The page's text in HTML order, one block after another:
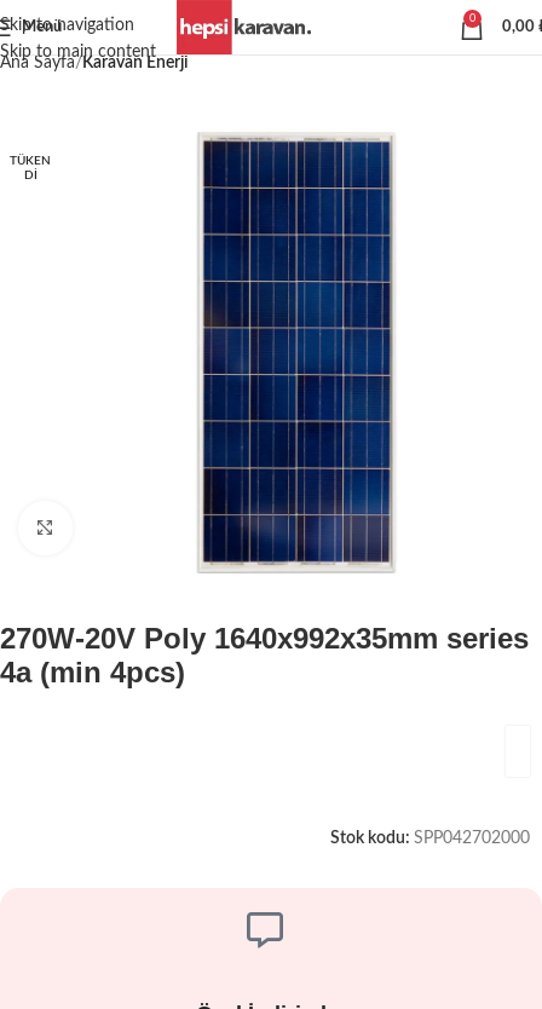
Skip to navigation
Skip to main content
Menü
0
0,00
Ana Sayfa Karavan Enerji
TÜKEN
DI
Büyütmek için tıklayın
270W-20V Poly 1640x992x35mm series
4a (min 4pcs)
Stok kodu: SPP042702000